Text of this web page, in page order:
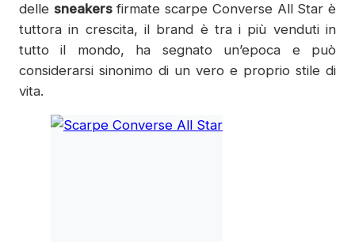
delle sneakersfirmate scarpe Converse All Star è
tuttora in crescita, il brand è tra i più venduti in
tutto il mondo, ha segnato un’epoca e può
considerarsi sinonimo di un vero e proprio stile di
vita.